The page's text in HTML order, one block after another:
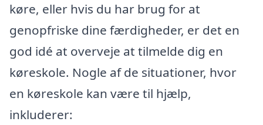
køre, eller hvis du har brug for at
genopfriske dine færdigheder, er det en
god idé at overveje at tilmelde dig en
køreskole. Nogle af de situationer, hvor
en køreskole kan være til hjælp,
inkluderer: